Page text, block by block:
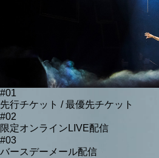
#01
先行チケット / 最優先チケット
#02
限定オンラインLIVE配信
#03
バースデーメール配信